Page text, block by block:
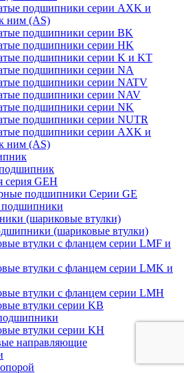
подшипники серии AXK и
ним (AS)
подшипники серии BK
подшипники серии HK
подшипники серии K и KT
подшипники серии NA
подшипники серии NATV
подшипники серии NAV
подшипники серии NK
подшипники серии NUTR
подшипники серии AXK и
ним (AS)
серия GEH
подшипники Серии GE
(шариковые втулки)
(шариковые втулки)
втулки с фланцем серии LMF и
втулки с фланцем серии LMK и
втулки с фланцем серии LMH
втулки серии KB
втулки серии KH
направляющие